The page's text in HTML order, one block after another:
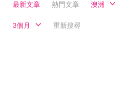
最新文章 熱門文章 澳洲
3個月 重新搜尋